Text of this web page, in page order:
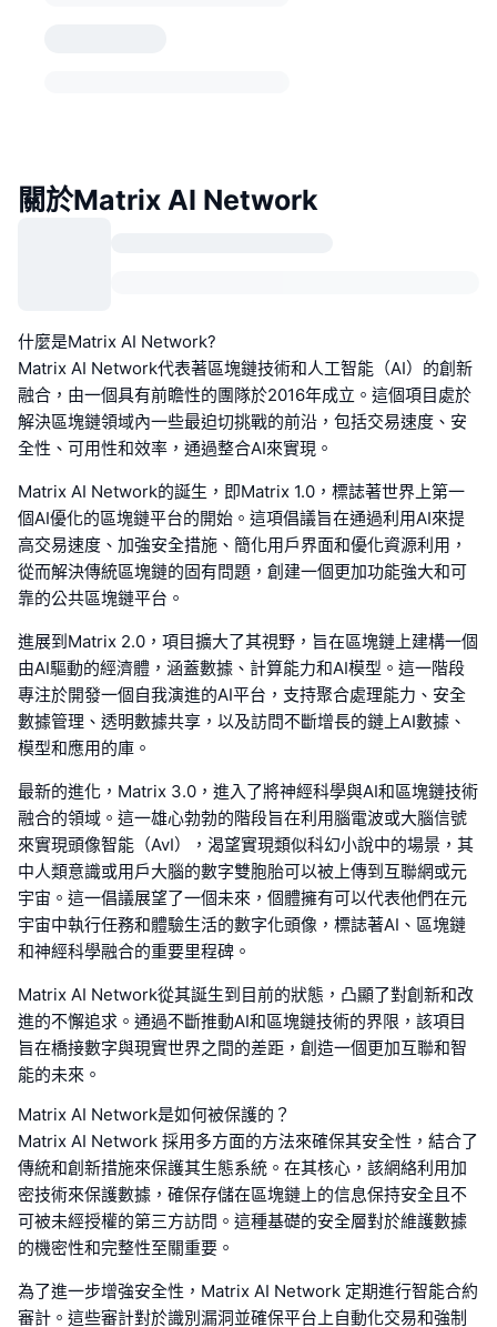
關於Matrix AI Network
什麼是Matrix AI Network?
Matrix AI Network代表著區塊鏈技術和人工智能（AI）的創新
融合，由一個具有前瞻性的團隊於2016年成立。這個項目處於
解決區塊鏈領域內一些最迫切挑戰的前沿，包括交易速度、安
全性、可用性和效率，通過整合AI來實現。
Matrix AI Network的誕生，即Matrix 1.0，標誌著世界上第一
個AI優化的區塊鏈平台的開始。這項倡議旨在通過利用AI來提
高交易速度、加強安全措施、簡化用戶界面和優化資源利用，
從而解決傳統區塊鏈的固有問題，創建一個更加功能強大和可
靠的公共區塊鏈平台。
進展到Matrix 2.0，項目擴大了其視野，旨在區塊鏈上建構一個
由AI驅動的經濟體，涵蓋數據、計算能力和AI模型。這一階段
專注於開發一個自我演進的AI平台，支持聚合處理能力、安全
數據管理、透明數據共享，以及訪問不斷增長的鏈上AI數據、
模型和應用的庫。
最新的進化，Matrix 3.0，進入了將神經科學與AI和區塊鏈技術
融合的領域。這一雄心勃勃的階段旨在利用腦電波或大腦信號
來實現頭像智能（AvI），渴望實現類似科幻小說中的場景，其
中人類意識或用戶大腦的數字雙胞胎可以被上傳到互聯網或元
宇宙。這一倡議展望了一個未來，個體擁有可以代表他們在元
宇宙中執行任務和體驗生活的數字化頭像，標誌著AI、區塊鏈
和神經科學融合的重要里程碑。
Matrix AI Network從其誕生到目前的狀態，凸顯了對創新和改
進的不懈追求。通過不斷推動AI和區塊鏈技術的界限，該項目
旨在橋接數字與現實世界之間的差距，創造一個更加互聯和智
能的未來。
Matrix AI Network是如何被保護的？
Matrix AI Network 採用多方面的方法來確保其安全性，結合了
傳統和創新措施來保護其生態系統。在其核心，該網絡利用加
密技術來保護數據，確保存儲在區塊鏈上的信息保持安全且不
可被未經授權的第三方訪問。這種基礎的安全層對於維護數據
的機密性和完整性至關重要。
為了進一步增強安全性，Matrix AI Network 定期進行智能合約
審計。這些審計對於識別漏洞並確保平台上自動化交易和強制